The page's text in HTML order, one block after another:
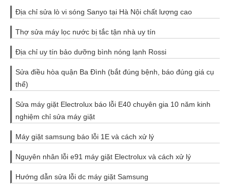
Địa chỉ sửa lò vi sóng Sanyo tại Hà Nội chất lượng cao
Thợ sửa máy lọc nước bị tắc tận nhà uy tín
Địa chỉ uy tín bảo dưỡng bình nóng lạnh Rossi
Sửa điều hòa quận Ba Đình (bắt đúng bệnh, báo đúng giá cụ
thể)
Sửa máy giặt Electrolux báo lỗi E40 chuyên gia 10 năm kinh
nghiệm chỉ sửa máy giặt
Máy giặt samsung báo lỗi 1E và cách xử lý
Nguyên nhân lỗi e91 máy giặt Electrolux và cách xử lý
Hướng dẫn sửa lỗi dc máy giặt Samsung